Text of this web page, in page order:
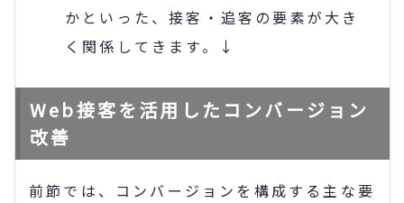
かといった、接客・追客の要素が大き
く関係してきます。↓
Web接客を活用したコンバージョン
改善
前節では、コンバージョンを構成する主な要